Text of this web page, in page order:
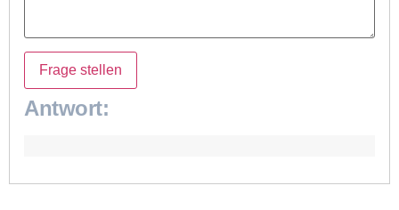
Frage stellen
Antwort: